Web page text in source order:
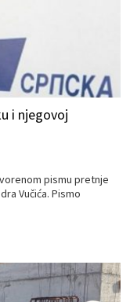
i njegovoj
pismu pretnje
Vučića. Pismo